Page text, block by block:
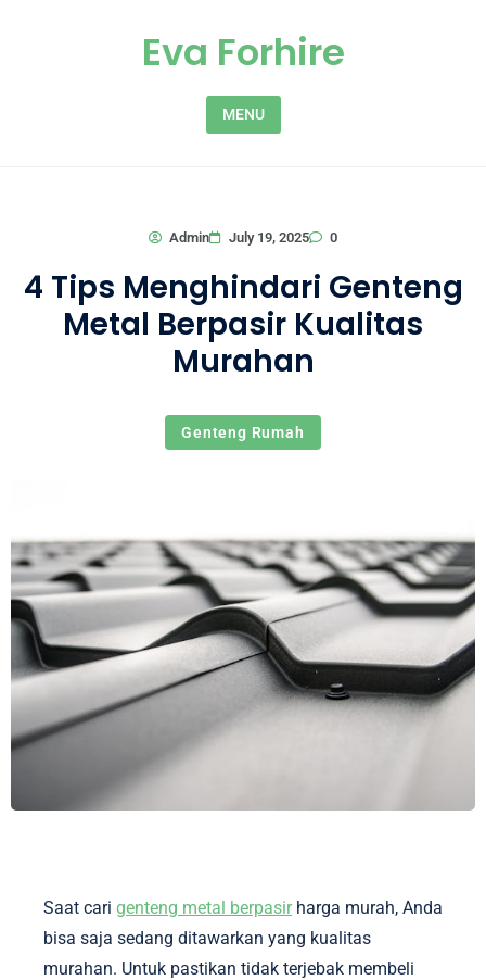
Eva Forhire
MENU
Admin July 19, 2025 0
4 Tips Menghindari Genteng
Metal Berpasir Kualitas
Murahan
Genteng Rumah
Saat cari genteng metal berpasirharga murah, Anda
bisa saja sedang ditawarkan yang kualitas
murahan. Untuk pastikan tidak terjebak membeli